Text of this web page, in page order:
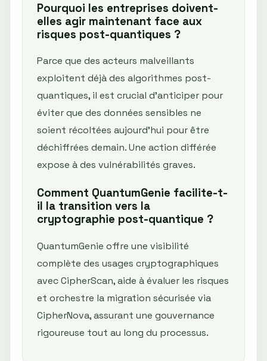
Pourquoi les entreprises doivent-
elles agir maintenant face aux
risques post-quantiques ?
Parce que des acteurs malveillants
exploitent déjà des algorithmes post-
quantiques, il est crucial d'anticiper pour
éviter que des données sensibles ne
soient récoltées aujourd'hui pour être
déchiffrées demain. Une action différée
expose à des vulnérabilités graves.
Comment QuantumGenie facilite-t-
il la transition vers la
cryptographie post-quantique ?
QuantumGenie offre une visibilité
complète des usages cryptographiques
avec CipherScan, aide à évaluer les risques
et orchestre la migration sécurisée via
CipherNova, assurant une gouvernance
rigoureuse tout au long du processus.